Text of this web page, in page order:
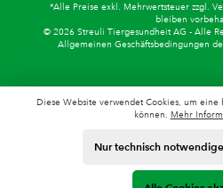
*Alle Preise exkl. Mehrwertsteuer zzgl.
bleiben
© 2026 Streuli Tiergesundheit AG - Alle
Allgemeinen Geschäftsbedingungen
Diese Website verwendet Cookies, um
können. Mehr
Nur technisch notwendige